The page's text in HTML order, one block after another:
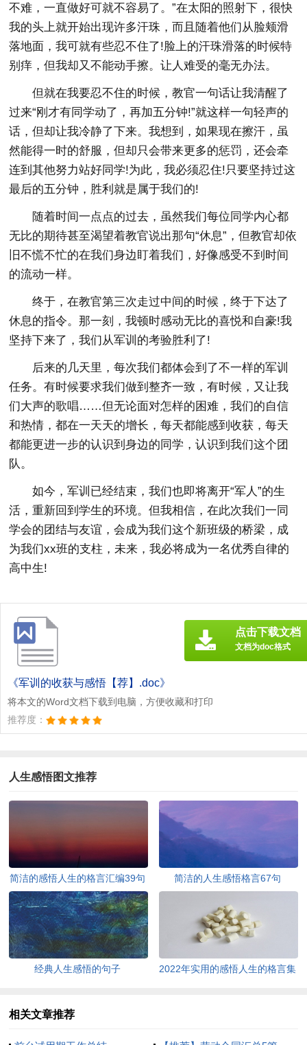
不难，一直做好可就不容易了。”在太阳的照射下，很快
我的头上就开始出现许多汗珠，而且随着他们从脸颊滑
落地面，我可就有些忍不住了!脸上的汗珠滑落的时候特
别痒，但我却又不能动手擦。让人难受的毫无办法。
但就在我要忍不住的时候，教官一句话让我清醒了
过来“刚才有同学动了，再加五分钟!”就这样一句轻声的
话，但却让我冷静了下来。我想到，如果现在擦汗，虽
然能得一时的舒服，但却只会带来更多的惩罚，还会牵
连到其他努力站好同学!为此，我必须忍住!只要坚持过这
最后的五分钟，胜利就是属于我们的!
随着时间一点点的过去，虽然我们每位同学内心都
无比的期待甚至渴望着教官说出那句“休息”，但教官却依
旧不慌不忙的在我们身边盯着我们，好像感受不到时间
的流动一样。
终于，在教官第三次走过中间的时候，终于下达了
休息的指令。那一刻，我顿时感动无比的喜悦和自豪!我
坚持下来了，我们从军训的考验胜利了!
后来的几天里，每次我们都体会到了不一样的军训
任务。有时候要求我们做到整齐一致，有时候，又让我
们大声的歌唱……但无论面对怎样的困难，我们的自信
和热情，都在一天天的增长，每天都能感到收获，每天
都能更进一步的认识到身边的同学，认识到我们这个团
队。
如今，军训已经结束，我们也即将离开“军人”的生
活，重新回到学生的环境。但我相信，在此次我们一同
学会的团结与友谊，会成为我们这个新班级的桥梁，成
为我们xx班的支柱，未来，我必将成为一名优秀自律的
高中生!
《军训的收获与感悟【荐】.doc》
将本文的Word文档下载到电脑，方便收藏和打印
推荐度：
点击下载文档
文档为doc格式
人生感悟图文推荐
简洁的感悟人生的格言汇编39句 简洁的人生感悟格言67句
经典人生感悟的句子
2022年实用的感悟人生的格言集
相关文章推荐